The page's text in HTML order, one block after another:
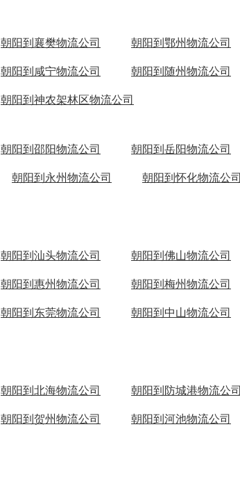
朝阳到襄樊物流公司 朝阳到鄂州物流公司
朝阳到咸宁物流公司 朝阳到随州物流公司
朝阳到神农架林区物流公司
朝阳到邵阳物流公司 朝阳到岳阳物流公司
朝阳到永州物流公司 朝阳到怀化物流公司
朝阳到汕头物流公司 朝阳到佛山物流公司
朝阳到惠州物流公司 朝阳到梅州物流公司
朝阳到东莞物流公司 朝阳到中山物流公司
朝阳到北海物流公司 朝阳到防城港物流公司
朝阳到贺州物流公司 朝阳到河池物流公司